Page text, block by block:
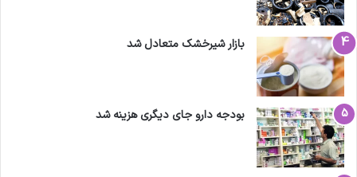
بازار شیرخشک متعادل شد
بودجه دارو جای دیگری هزینه شد